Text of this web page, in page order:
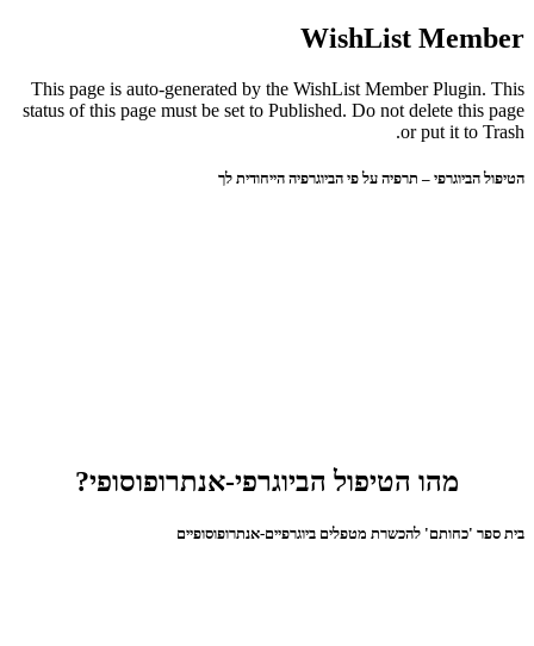
WishList Member
This page is auto-generated by the WishList Member Plugin. This
status of this page must be set to Published. Do not delete this page
or put it to Trash.
הטיפול הביוגרפי – תרפיה על פי הביוגרפיה הייחודית לך
מהו הטיפול הביוגרפי-אנתרופוסופי?
בית ספר 'כחותם' להכשרת מטפלים ביוגרפיים-אנתרופוסופיים